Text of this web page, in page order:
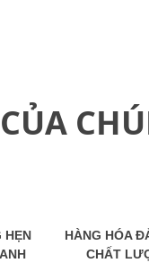
HẸN
HÀNG HÓA
CHẤT